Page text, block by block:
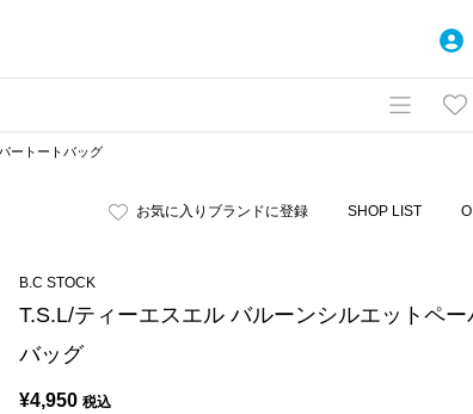
ートートバッグ
お気に入りブランドに登録 SHOP LIST
B.C STOCK
T.S.L/ティーエスエル バルーンシルエットペー
バッグ
¥4,950 税込